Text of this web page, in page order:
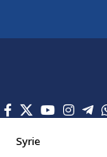
Syrie